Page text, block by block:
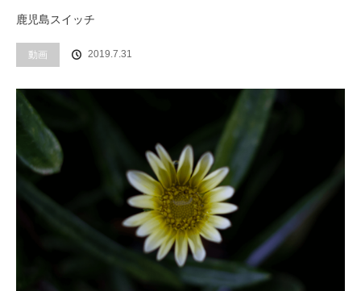
鹿児島スイッチ
動画 2019.7.31